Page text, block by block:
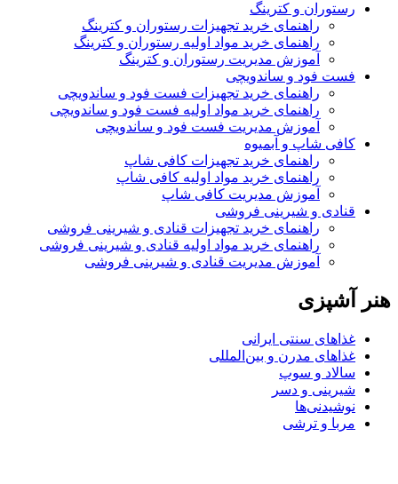
رستوران و کترینگ
راهنمای خرید تجهیزات رستوران و کترینگ
راهنمای خرید مواد اولیه رستوران و کترینگ
آموزش مدیریت رستوران و کترینگ
فست فود و ساندویچی
راهنمای خرید تجهیزات فست فود و ساندویچی
راهنمای خرید مواد اولیه فست فود و ساندویچی
آموزش مدیریت فست فود و ساندویچی
کافی شاپ و آبمیوه
راهنمای خرید تجهیزات کافی شاپ
راهنمای خرید مواد اولیه کافی‌ شاپ‌
آموزش مدیریت کافی شاپ
قنادی و شیرینی فروشی
راهنمای خرید تجهیزات قنادی و شیرینی فروشی
راهنمای خرید مواد اولیه قنادی و شیرینی فروشی
آموزش مدیریت قنادی و شیرینی فروشی
هنر آشپزی
غذاهای سنتی ایرانی
غذاهای مدرن و بین‌المللی
سالاد و سوپ
شیرینی و دسر
نوشیدنی‌ها
مربا و ترشی